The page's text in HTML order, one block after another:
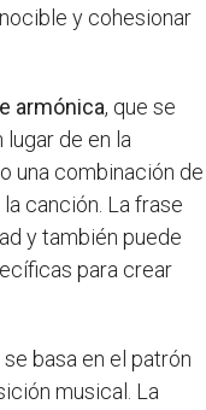
y cohesionar
armónica, que se
de en la
una combinación de
canción. La frase
y también puede
para crear
se basa en el patrón
musical. La